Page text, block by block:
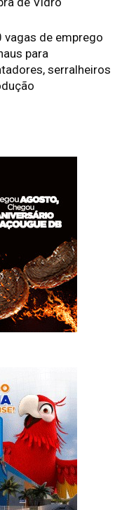
vagas de emprego
para
serralheiros